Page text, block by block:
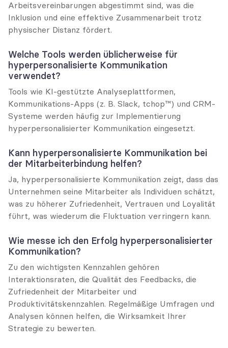
Arbeitsvereinbarungen abgestimmt sind, was die
Inklusion und eine effektive Zusammenarbeit trotz
physischer Distanz fördert.
Welche Tools werden üblicherweise für
hyperpersonalisierte Kommunikation
verwendet?
Tools wie KI-gestützte Analyseplattformen,
Kommunikations-Apps (z. B. Slack, tchop™) und CRM-
Systeme werden häufig zur Implementierung
hyperpersonalisierter Kommunikation eingesetzt.
Kann hyperpersonalisierte Kommunikation bei
der Mitarbeiterbindung helfen?
Ja, hyperpersonalisierte Kommunikation zeigt, dass das
Unternehmen seine Mitarbeiter als Individuen schätzt,
was zu höherer Zufriedenheit, Vertrauen und Loyalität
führt, was wiederum die Fluktuation verringern kann.
Wie messe ich den Erfolg hyperpersonalisierter
Kommunikation?
Zu den wichtigsten Kennzahlen gehören
Interaktionsraten, die Qualität des Feedbacks, die
Zufriedenheit der Mitarbeiter und
Produktivitätskennzahlen. Regelmäßige Umfragen und
Analysen können helfen, die Wirksamkeit Ihrer
Strategie zu bewerten.